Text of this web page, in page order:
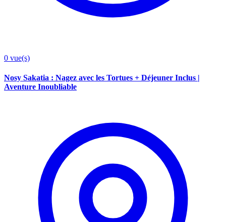
0 vue(s)
Nosy Sakatia : Nagez avec les Tortues + Déjeuner Inclus |
Aventure Inoubliable